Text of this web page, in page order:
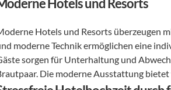
Hotels und Resorts
Hotels und Resorts überzeugen
moderne Technik ermöglichen eine
sorgen für Unterhaltung und
Die moderne Ausstattung